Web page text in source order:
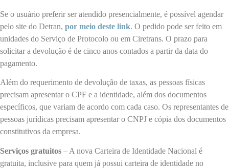
Se o usuário preferir ser atendido presencialmente, é possível agendar
pelo site do Detran, por meio deste link. O pedido pode ser feito em
unidades do Serviço de Protocolo ou em Ciretrans. O prazo para
solicitar a devolução é de cinco anos contados a partir da data do
pagamento.
Além do requerimento de devolução de taxas, as pessoas físicas
precisam apresentar o CPF e a identidade, além dos documentos
específicos, que variam de acordo com cada caso. Os representantes de
pessoas jurídicas precisam apresentar o CNPJ e cópia dos documentos
constitutivos da empresa.
Serviços gratuitos – A nova Carteira de Identidade Nacional é
gratuita, inclusive para quem já possui carteira de identidade no